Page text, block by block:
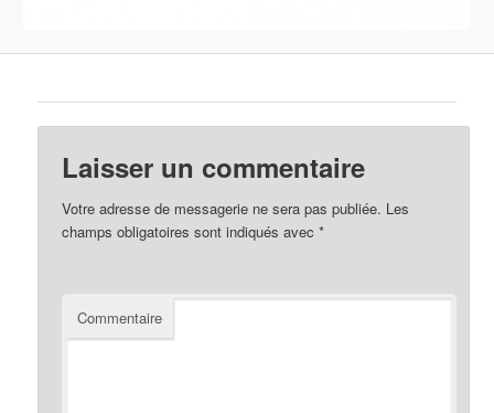
Laisser un commentaire
Votre adresse de messagerie ne sera pas publiée. Les
champs obligatoires sont indiqués avec*
Commentaire